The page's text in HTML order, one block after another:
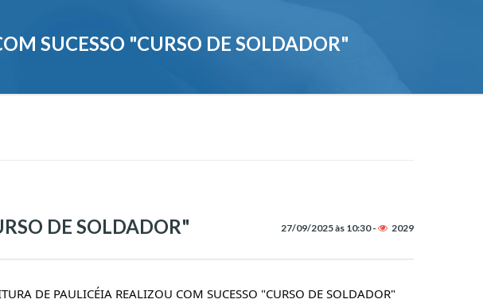
SUCESSO "CURSO DE SOLDADOR"
DE SOLDADOR" 27/09/2025 às 10:30 - 2029
DE PAULICÉIA REALIZOU COM SUCESSO "CURSO DE SOLDADOR"